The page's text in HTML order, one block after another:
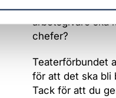
finansierade
arbetsgivare ska
chefer?
Teaterförbundet
för att det ska bli
Tack för att du